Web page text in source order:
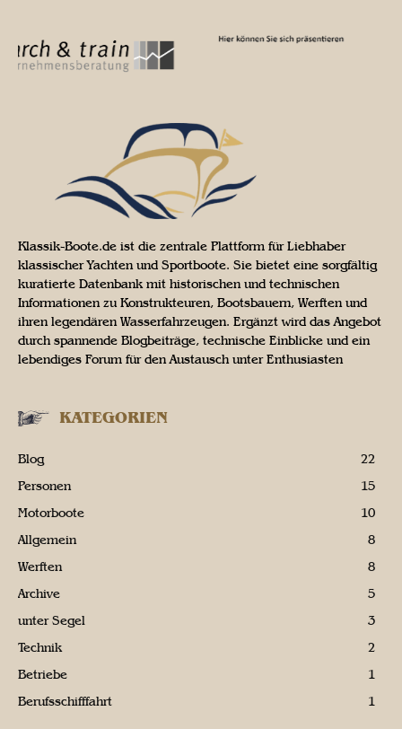
Klassik-Boote.de ist die zentrale Plattform für Liebhaber
klassischer Yachten und Sportboote. Sie bietet eine sorgfältig
kuratierte Datenbank mit historischen und technischen
Informationen zu Konstrukteuren, Bootsbauern, Werften und
ihren legendären Wasserfahrzeugen. Ergänzt wird das Angebot
durch spannende Blogbeiträge, technische Einblicke und ein
lebendiges Forum für den Austausch unter Enthusiasten
KATEGORIEN
Blog
22
Personen
15
Motorboote
10
Allgemein
8
Werften
8
Archive
5
unter Segel
3
Technik
2
Betriebe
1
Berufsschifffahrt
1